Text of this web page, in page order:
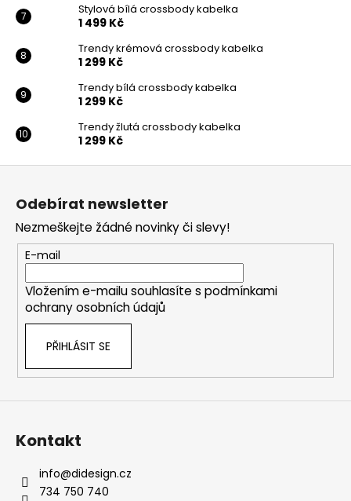
Stylová bílá crossbody kabelka
1 499 Kč
Trendy krémová crossbody kabelka
1 299 Kč
Trendy bílá crossbody kabelka
1 299 Kč
Trendy žlutá crossbody kabelka
1 299 Kč
Z
Odebírat newsletter
Nezmeškejte žádné novinky či slevy!
E-mail
Vložením e-mailu souhlasíte s podmínkami
ochrany osobních údajů
PŘIHLÁSIT SE
Kontakt
info@didesign.cz
734 750 740